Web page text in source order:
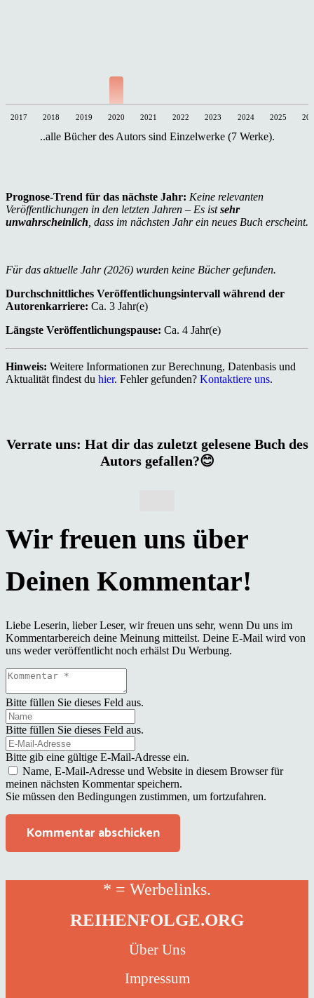
2017 2018 2019 2020 2021 2022 2023 2024 2025
..alle Bücher des Autors sind Einzelwerke (7 Werke).
Prognose-Trend für das nächste Jahr: Keine relevanten
Veröffentlichungen in den letzten Jahren – Es istsehr
unwahrscheinlich, dass im nächsten Jahr ein neues Buch erscheint.
Für das aktuelle Jahr (2026) wurden keine Bücher gefunden.
Durchschnittliches Veröffentlichungsintervall während der
Autorenkarriere: Ca. 3 Jahr(e)
Längste Veröffentlichungspause: Ca. 4 Jahr(e)
Hinweis: Weitere Informationen zur Berechnung, Datenbasis und
Aktualität findest du hier. Fehler gefunden? Kontaktiere uns.
Verrate uns: Hat dir das zuletzt gelesene Buch des
Autors gefallen?😊
Liebe Leserin, lieber Leser, wir freuen uns sehr, wenn Du uns im
Kommentarbereich deine Meinung mitteilst. Deine E-Mail wird von
uns weder veröffentlicht noch erhälst Du Werbung.
Bitte füllen Sie dieses Feld aus.
Bitte füllen Sie dieses Feld aus.
Bitte gib eine gültige E-Mail-Adresse ein.
Name, E-Mail-Adresse und Website in diesem Browser für
meinen nächsten Kommentar speichern.
Sie müssen den Bedingungen zustimmen, um fortzufahren.
Kommentar abschicken
* = Werbelinks.
REIHENFOLGE.ORG
Über Uns
Impressum